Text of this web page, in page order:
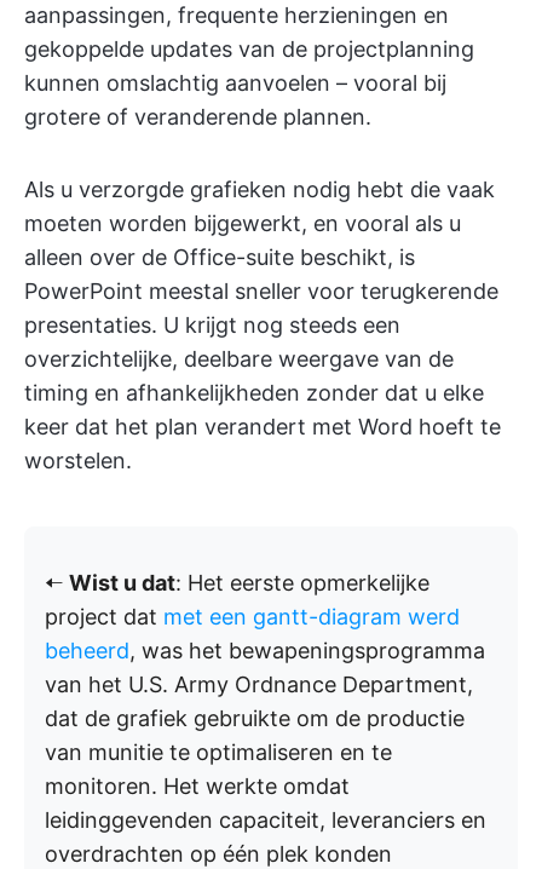
aanpassingen, frequente herzieningen en
gekoppelde updates van de projectplanning
kunnen omslachtig aanvoelen – vooral bij
grotere of veranderende plannen.
Als u verzorgde grafieken nodig hebt die vaak
moeten worden bijgewerkt, en vooral als u
alleen over de Office-suite beschikt, is
PowerPoint meestal sneller voor terugkerende
presentaties. U krijgt nog steeds een
overzichtelijke, deelbare weergave van de
timing en afhankelijkheden zonder dat u elke
keer dat het plan verandert met Word hoeft te
worstelen.
🠠 Wist u dat: Het eerste opmerkelijke
project dat met een gantt-diagram werd
beheerd, was het bewapeningsprogramma
van het U.S. Army Ordnance Department,
dat de grafiek gebruikte om de productie
van munitie te optimaliseren en te
monitoren. Het werkte omdat
leidinggevenden capaciteit, leveranciers en
overdrachten op één plek konden